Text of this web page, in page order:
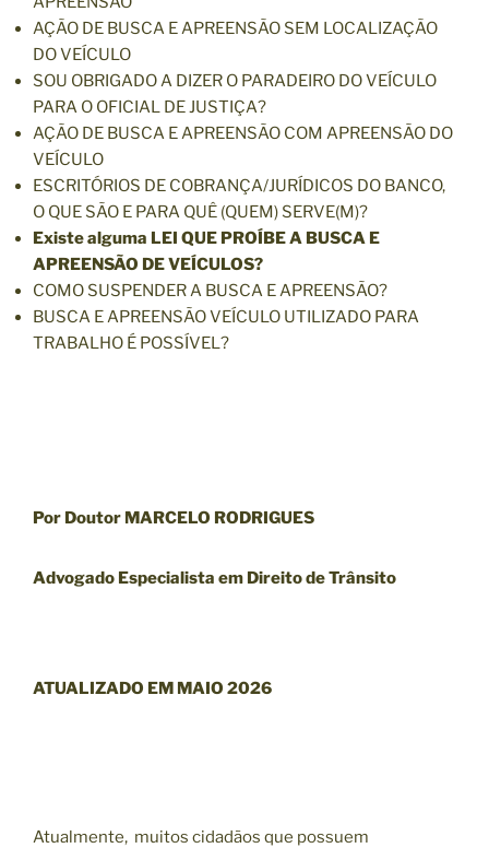
AÇÃO DE BUSCA E APREENSÃO SEM LOCALIZAÇÃO
DO VEÍCULO
SOU OBRIGADO A DIZER O PARADEIRO DO VEÍCULO
PARA O OFICIAL DE JUSTIÇA?
AÇÃO DE BUSCA E APREENSÃO COM APREENSÃO DO
VEÍCULO
ESCRITÓRIOS DE COBRANÇA/JURÍDICOS DO BANCO,
O QUE SÃO E PARA QUÊ (QUEM) SERVE(M)?
Existe alguma LEI QUE PROÍBE A BUSCA E
APREENSÃO DE VEÍCULOS?
COMO SUSPENDER A BUSCA E APREENSÃO?
BUSCA E APREENSÃO VEÍCULO UTILIZADO PARA
TRABALHO É POSSÍVEL?
Por Doutor MARCELO RODRIGUES
Advogado Especialista em Direito de Trânsito
ATUALIZADO EM MAIO 2026
Atualmente, muitos cidadãos que possuem